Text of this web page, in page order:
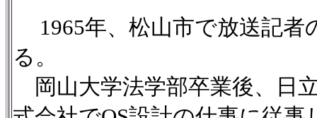
1965年、松山市で放送記
る。
岡山大学法学部卒業後、日